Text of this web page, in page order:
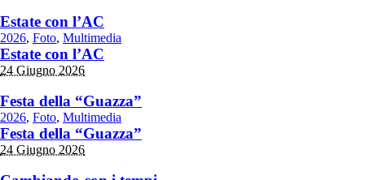
Estate con l’AC
2026, Foto, Multimedia
Estate con l’AC
24 Giugno 2026
Festa della “Guazza”
2026, Foto, Multimedia
Festa della “Guazza”
24 Giugno 2026